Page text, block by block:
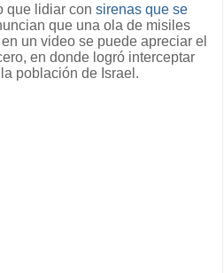
que lidiar con sirenas que se
que una ola de misiles
un video se puede apreciar el
en donde logró interceptar
población de Israel.